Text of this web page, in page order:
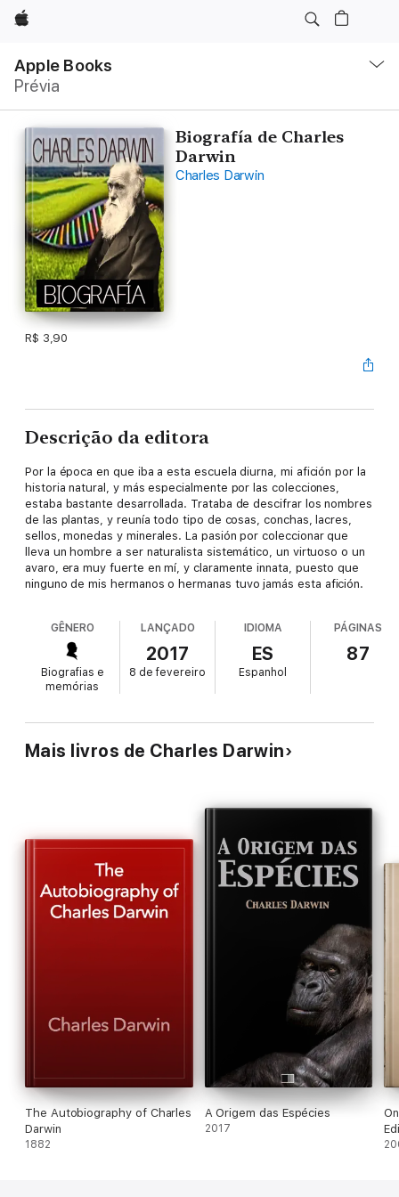
Apple
Apple Books
Prévia
Nav
Abrir
menu
Biografía de Charles
Darwin
Charles Darwin
R$ 3,90
Descrição da editora
Por la época en que iba a esta escuela diurna, mi afición por la
historia natural, y más especialmente por las colecciones,
estaba bastante desarrollada. Trataba de descifrar los nombres
de las plantas, y reunía todo tipo de cosas, conchas, lacres,
sellos, monedas y minerales. La pasión por coleccionar que
lleva un hombre a ser naturalista sistemático, un virtuoso o un
avaro, era muy fuerte en mí, y claramente innata, puesto que
ninguno de mis hermanos o hermanas tuvo jamás esta afición.
GÊNERO
Biografias e
memórias
LANÇADO
2017
8 de fevereiro
IDIOMA
ES
Espanhol
PÁGINAS
87
Mais livros de Charles Darwin
The Autobiography of Charles
Darwin
1882
A Origem das Espécies
2017